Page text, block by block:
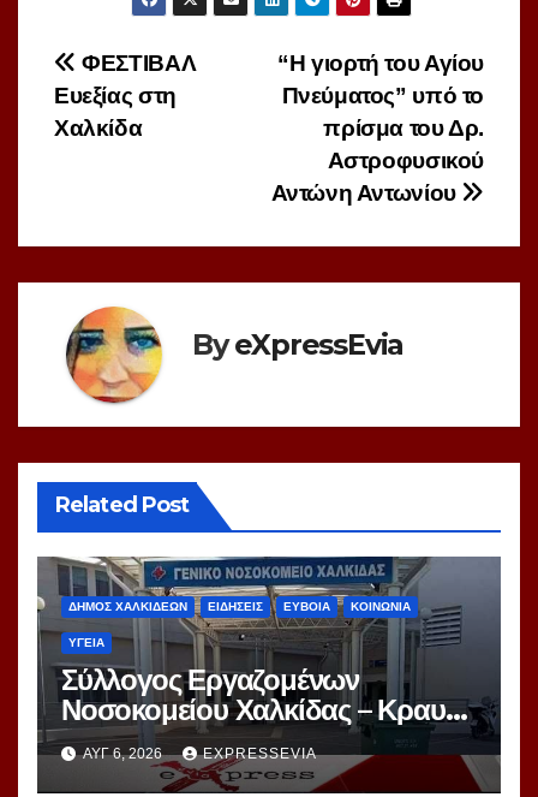
Πλοήγηση
άρθρων
“Η γιορτή του Αγίου
Πνεύματος” υπό το
πρίσμα του Δρ.
Αστροφυσικού
Αντώνη Αντωνίου
ΦΕΣΤΙΒΑΛ
Ευεξίας στη
Χαλκίδα
ByeXpressEvia
Related Post
ΔΗΜΟΣ ΧΑΛΚΙΔΕΩΝ ΕΙΔΗΣΕΙΣ ΕΥΒΟΙΑ ΚΟΙΝΩΝΙΑ
ΥΓΕΙΑ
Σύλλογος Εργαζομένων
Νοσοκομείου Χαλκίδας – Κραυγή
Αγωνίας
ΑΥΓ 6, 2026 EXPRESSEVIA